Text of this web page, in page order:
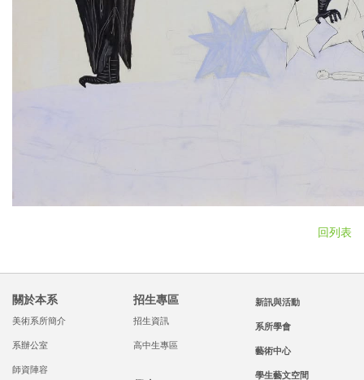
回列表
關於本系
美術系所簡介
系辦公室
師資陣容
招生專區
招生資訊
高中生專區
新訊與活動
系所學會
藝術中心
學生藝文空間